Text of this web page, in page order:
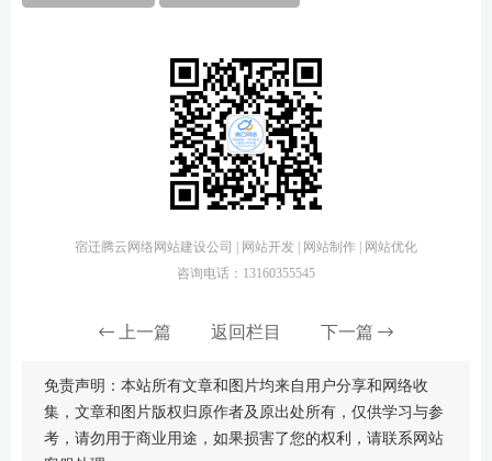
宿迁腾云网络网站建设公司 | 网站开发 | 网站制作 | 网站优化
咨询电话：13160355545
上一篇 返回栏目 下一篇
免责声明：本站所有文章和图片均来自用户分享和网络收
集，文章和图片版权归原作者及原出处所有，仅供学习与参
考，请勿用于商业用途，如果损害了您的权利，请联系网站